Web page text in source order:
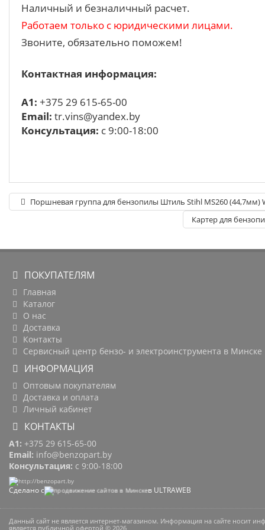
Наличный и безналичный расчет.
Работаем только с юридическими лицами.
Звоните, обязательно поможем!
Контактная информация:
A1: +375 29 615-65-00
Email: tr.vins@yandex.by
Консультация: с 9:00-18:00
Поршневая группа для бензопилы Штиль Stihl MS260 (44,7мм)
Картер для
ПОКУПАТЕЛЯМ
Главная
Каталог
О нас
Доставка
Контакты
Сервисный центр бензо- и электроинструмента в Минске
ИНФОРМАЦИЯ
Оптовым покупателям
Доставка и оплата
Личный кабинет
КОНТАКТЫ
A1: +375 29 615-65-00
Email: info@benzopart.by
Консультация: с 9:00-18:00
Сделано с в ULTRAWEB
Данный сайт не является интернет-магазином. Информация на сайте носит
является публичной офертой © 2026